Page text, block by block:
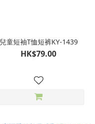
兒童短袖T恤短裤KY-1439
HK$79.00